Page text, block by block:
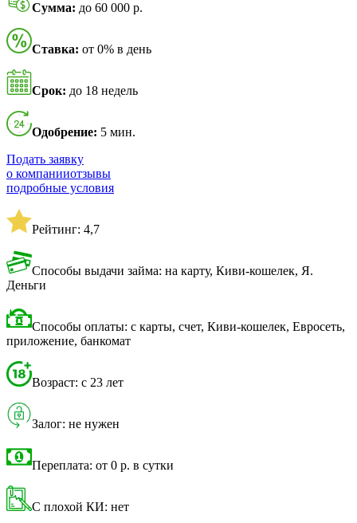
Сумма: до 60 000 р.
Ставка: от 0% в день
Срок: до 18 недель
Одобрение: 5 мин.
Подать заявку
о компанииотзывы
подробные условия
Рейтинг: 4,7
Способы выдачи займа: на карту, Киви-кошелек, Я.
Деньги
Способы оплаты: с карты, счет, Киви-кошелек, Евросеть,
приложение, банкомат
Возраст: с 23 лет
Залог: не нужен
Переплата: от 0 р. в сутки
С плохой КИ: нет